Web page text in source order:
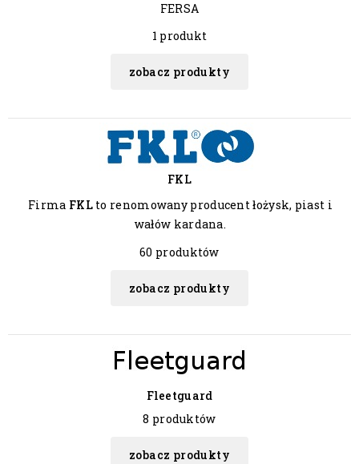
FERSA
1 produkt
zobacz produkty
FKL
Firma FKLto renomowany producent łożysk, piast i
wałów kardana.
60 produktów
zobacz produkty
Fleetguard
8 produktów
zobacz produkty